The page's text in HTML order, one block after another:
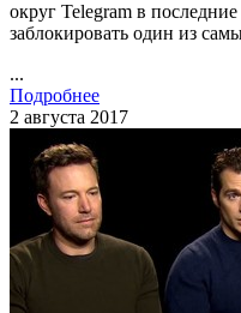
округ Telegram в
заблокировать один из
...
Подробнее
2 августа 2017